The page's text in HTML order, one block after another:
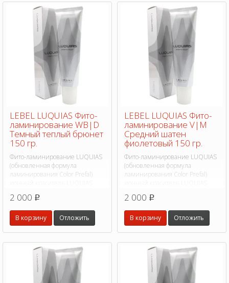
LEBEL LUQUIAS Фито-
ламинирование WB|D
Темный теплый брюнет
150 гр.
Фито-ламинирование LUQUIAS
(обновленная формула
ламинирования Color Prefal)
формула основанная на фито-
экстрактах.
2 000 p
В корзину Отложить
LEBEL LUQUIAS Фито-
ламинирование V|M
Средний шатен
фиолетовый 150 гр.
Фито-ламинирование LUQUIAS
(обновленная формула
ламинирования Color Prefal)
формула основанная на фито-
экстрактах.
2 000 p
В корзину Отложить